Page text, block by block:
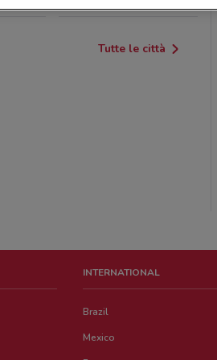
Tutte le città
INTERNATIONAL
Brazil
Mexico